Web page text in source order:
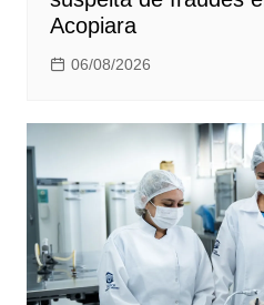
Acopiara
06/08/2026